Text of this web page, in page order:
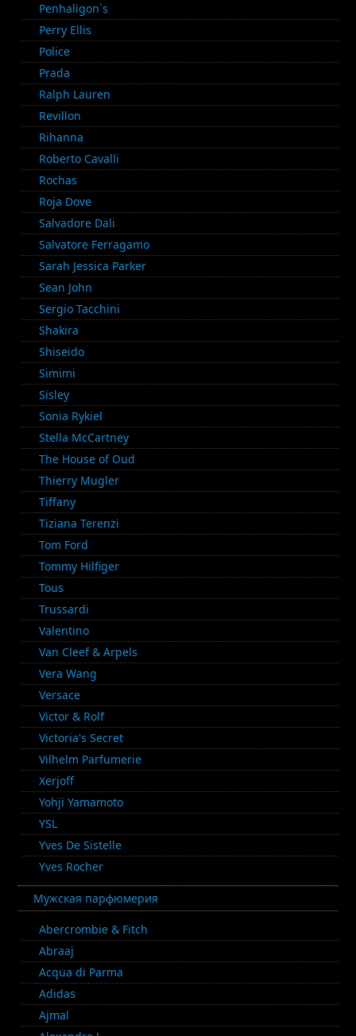
Penhaligon`s
Perry Ellis
Police
Prada
Ralph Lauren
Revillon
Rihanna
Roberto Cavalli
Rochas
Roja Dove
Salvadore Dali
Salvatore Ferragamo
Sarah Jessica Parker
Sean John
Sergio Tacchini
Shakira
Shiseido
Simimi
Sisley
Sonia Rykiel
Stella McCartney
The House of Oud
Thierry Mugler
Tiffany
Tiziana Terenzi
Tom Ford
Tommy Hilfiger
Tous
Trussardi
Valentino
Van Cleef & Arpels
Vera Wang
Versace
Victor & Rolf
Victoria's Secret
Vilhelm Parfumerie
Xerjoff
Yohji Yamamoto
YSL
Yves De Sistelle
Yves Rocher
Мужская парфюмерия
Abercrombie & Fitch
Abraaj
Acqua di Parma
Adidas
Ajmal